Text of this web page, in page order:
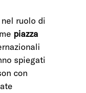
ruolo di
piazza
spiegati
con